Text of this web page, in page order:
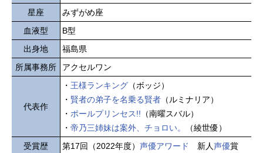
星座
みずがめ座
血液型
B型
出身地
福島県
所属事務所
アクセルワン
代表作
・ 王様ランキング （ボッジ）
・ 賢者の弟子を名乗る賢者 （ルミナリア）
・ ポールプリンセス!! （南曜スバル）
・ 帝乃三姉妹は案外、チョロい。
（綾世優）
受賞歴
第17回（2022年度） 声優アワード 新人声優賞